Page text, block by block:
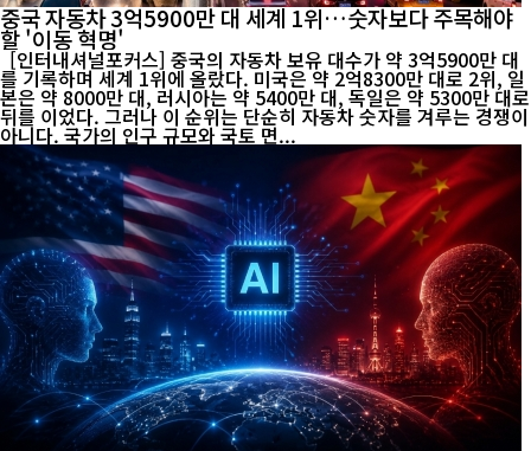
중국 자동차 3억5900만 대 세계 1위…숫자보다 주목해야
할 '이동 혁명'
[인터내셔널포커스] 중국의 자동차 보유 대수가 약 3억5900만 대
를 기록하며 세계 1위에 올랐다. 미국은 약 2억8300만 대로 2위, 일
본은 약 8000만 대, 러시아는 약 5400만 대, 독일은 약 5300만 대로
뒤를 이었다. 그러나 이 순위는 단순히 자동차 숫자를 겨루는 경쟁이
아니다. 국가의 인구 규모와 국토 면...